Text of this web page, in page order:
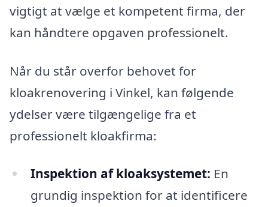
vigtigt at vælge et kompetent firma, der
kan håndtere opgaven professionelt.
Når du står overfor behovet for
kloakrenovering i Vinkel, kan følgende
ydelser være tilgængelige fra et
professionelt kloakfirma:
Inspektion af kloaksystemet: En
grundig inspektion for at identificere